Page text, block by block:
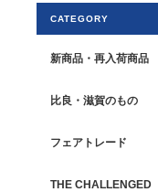
CATEGORY
新商品・再入荷商品
比良・滋賀のもの
フェアトレード
THE CHALLENGED